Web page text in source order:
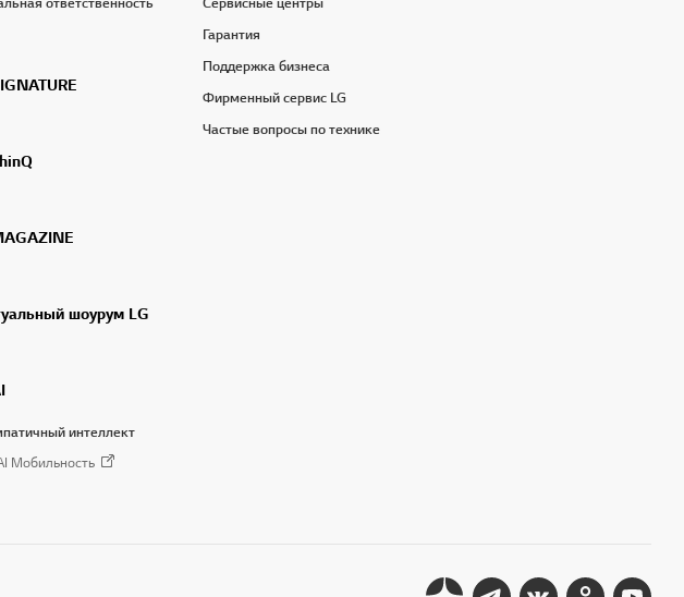
шоурум LG
интеллект
Мобильность
Гарантия
Поддержка бизнеса
Фирменный сервис LG
Частые вопросы по технике